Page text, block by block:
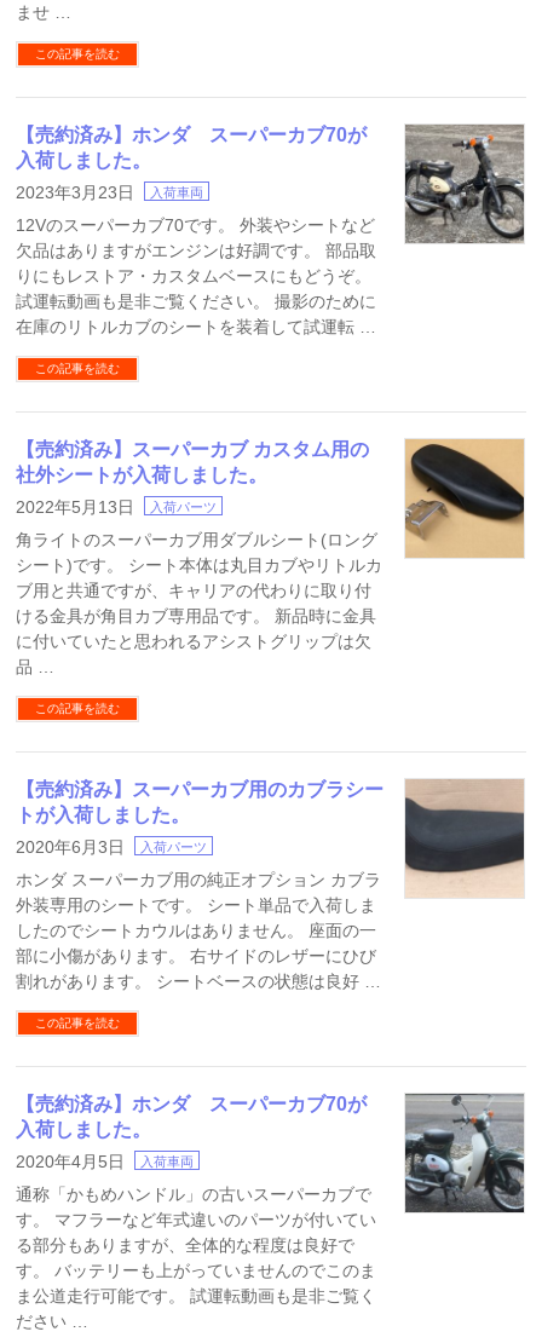
ませ …
この記事を読む
【売約済み】ホンダ スーパーカブ70が
入荷しました。
2023年3月23日 入荷車両
12Vのスーパーカブ70です。 外装やシートなど
欠品はありますがエンジンは好調です。 部品取
りにもレストア・カスタムベースにもどうぞ。
試運転動画も是非ご覧ください。 撮影のために
在庫のリトルカブのシートを装着して試運転 …
この記事を読む
【売約済み】スーパーカブ カスタム用の
社外シートが入荷しました。
2022年5月13日 入荷パーツ
角ライトのスーパーカブ用ダブルシート(ロング
シート)です。 シート本体は丸目カブやリトルカ
ブ用と共通ですが、キャリアの代わりに取り付
ける金具が角目カブ専用品です。 新品時に金具
に付いていたと思われるアシストグリップは欠
品 …
この記事を読む
【売約済み】スーパーカブ用のカブラシー
トが入荷しました。
2020年6月3日 入荷パーツ
ホンダ スーパーカブ用の純正オプション カブラ
外装専用のシートです。 シート単品で入荷しま
したのでシートカウルはありません。 座面の一
部に小傷があります。 右サイドのレザーにひび
割れがあります。 シートベースの状態は良好 …
この記事を読む
【売約済み】ホンダ スーパーカブ70が
入荷しました。
2020年4月5日 入荷車両
通称「かもめハンドル」の古いスーパーカブで
す。 マフラーなど年式違いのパーツが付いてい
る部分もありますが、全体的な程度は良好で
す。 バッテリーも上がっていませんのでこのま
ま公道走行可能です。 試運転動画も是非ご覧く
ださい …